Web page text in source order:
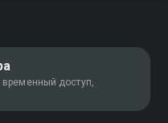
временный доступ,